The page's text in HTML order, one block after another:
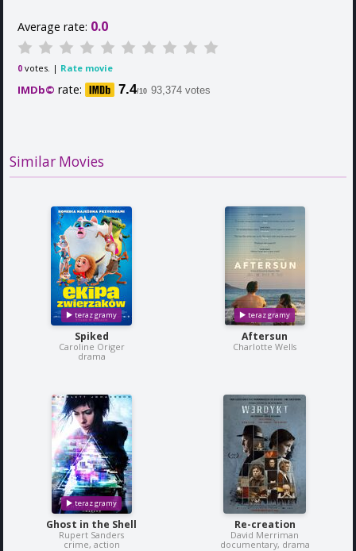
Average rate: 0.0
0 votes. | Rate movie
IMDb© rate: 7.4/10 93,374 votes
Similar Movies
Spiked
Caroline Origer
drama
Aftersun
Charlotte Wells
Ghost in the Shell
Rupert Sanders
crime, action
Re-creation
David Merriman
documentary, drama